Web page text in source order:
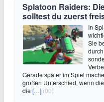
Splatoon Raiders:
solltest du zuerst
In
Sie
Gerade später im Spiel
großen Unterschied, wenn
die […] (00)